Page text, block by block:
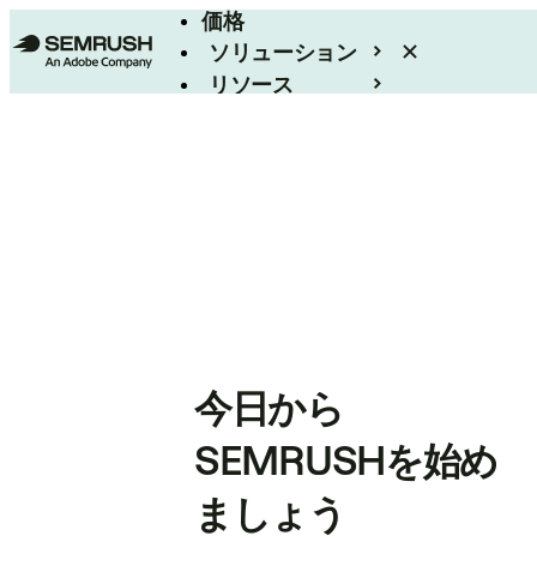
価格
ソリューション
リソース
今日から
SEMRUSHを始め
ましょう